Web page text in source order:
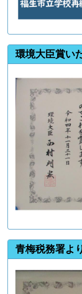
環境大臣賞い
青梅税務署よ